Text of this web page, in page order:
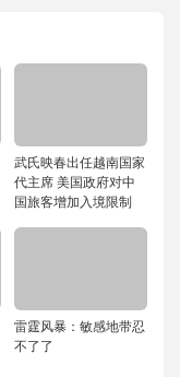
武氏映春出任越南国家
代主席 美国政府对中
国旅客增加入境限制
雷霆风暴：敏感地带忍
不了了